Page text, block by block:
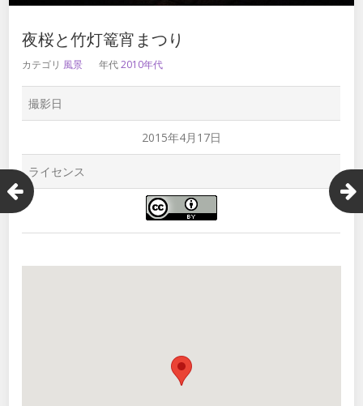
夜桜と竹灯篭宵まつり
カテゴリ 風景 年代2010年代
撮影日
2015年4月17日
ライセンス